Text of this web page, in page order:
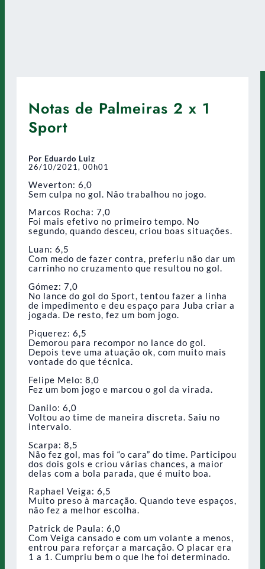
Notas de Palmeiras 2 x 1
Sport
Por Eduardo Luiz
26/10/2021, 00h01
Weverton: 6,0
Sem culpa no gol. Não trabalhou no jogo.
Marcos Rocha: 7,0
Foi mais efetivo no primeiro tempo. No
segundo, quando desceu, criou boas situações.
Luan: 6,5
Com medo de fazer contra, preferiu não dar um
carrinho no cruzamento que resultou no gol.
Gómez: 7,0
No lance do gol do Sport, tentou fazer a linha
de impedimento e deu espaço para Juba criar a
jogada. De resto, fez um bom jogo.
Piquerez: 6,5
Demorou para recompor no lance do gol.
Depois teve uma atuação ok, com muito mais
vontade do que técnica.
Felipe Melo: 8,0
Fez um bom jogo e marcou o gol da virada.
Danilo: 6,0
Voltou ao time de maneira discreta. Saiu no
intervalo.
Scarpa: 8,5
Não fez gol, mas foi “o cara” do time. Participou
dos dois gols e criou várias chances, a maior
delas com a bola parada, que é muito boa.
Raphael Veiga: 6,5
Muito preso à marcação. Quando teve espaços,
não fez a melhor escolha.
Patrick de Paula: 6,0
Com Veiga cansado e com um volante a menos,
entrou para reforçar a marcação. O placar era
1 a 1. Cumpriu bem o que lhe foi determinado.